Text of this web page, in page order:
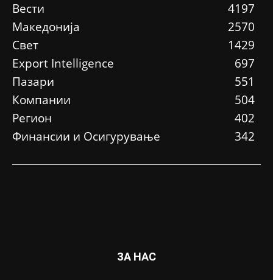
Вести
4197
Македонија
2570
Свет
1429
Еxport Intelligence
697
Пазари
551
Компании
504
Регион
402
Финансии и Осигурување
342
ЗА НАС